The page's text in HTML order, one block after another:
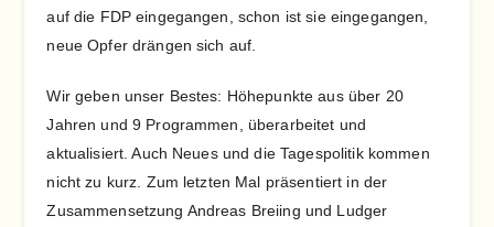
auf die FDP eingegangen, schon ist sie eingegangen,
neue Opfer drängen sich auf.
Wir geben unser Bestes: Höhepunkte aus über 20
Jahren und 9 Programmen, überarbeitet und
aktualisiert. Auch Neues und die Tagespolitik kommen
nicht zu kurz. Zum letzten Mal präsentiert in der
Zusammensetzung Andreas Breiing und Ludger